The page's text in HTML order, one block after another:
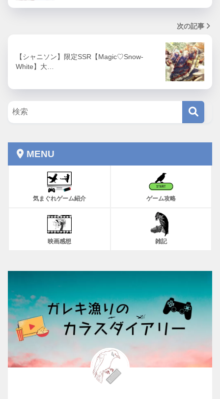
次の記事
【シャニソン】限定SSR【Magic♡Snow-
White】大…
MENU
気まぐれゲーム紹介 ゲーム攻略
映画感想 雑記